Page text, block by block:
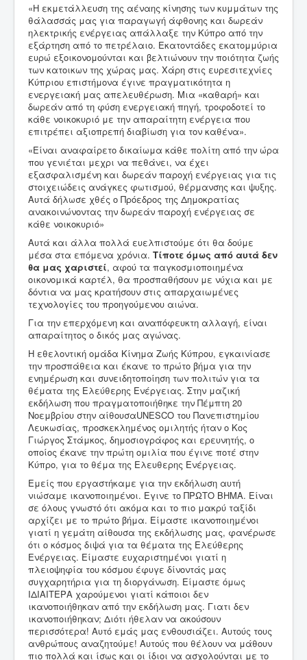
«Η εκμετάλλευση της αέναης κίνησης των κυμμάτων της
θάλασσάς μας για παραγωγή άφθονης και δωρεάν
ηλεκτρικής ενέργειας απάλλαξε την Κύπρο από την
εξάρτηση από το πετρέλαιο. Εκατοντάδες εκατομμύρια
ευρώ εξοικονομούνται και βελτιώνουν την ποιότητα ζωής
των κατοικων της χώρας μας. Χάρη στις ευρεσιτεχνίες
Κύπριου επιστήμονα έγινε πραγματικότητα η
ενεργειακή μας απελευθέρωση. Μια «καθαρή» και
δωρεάν από τη φύση ενεργειακή πηγή, τροφοδοτεί το
κάθε νοικοκυριό με την απαραίτητη ενέργεια που
επιτρέπει αξιοπρεπή διαβίωση για τον καθένα».
«Είναι αναφαίρετο δικαίωμα κάθε πολίτη από την ώρα
που γενιέται μεχρι να πεθάνει, να έχει
εξασφαλισμένη και δωρεάν παροχή ενέργειας για τις
στοιχειώδεις ανάγκες φωτισμού, θέρμανσης και ψυξης.
Αυτά δήλωσε χθές ο Πρόεδρος της Δημοκρατίας
ανακοινώνοντας την δωρεάν παροχή ενέργειας σε
κάθε νοικοκυριό»
Αυτά και άλλα πολλά ευελπιστούμε ότι θα δούμε
μέσα στα επόμενα χρόνια. Τίποτε όμως από αυτά δεν
θα μας χαριστεί, αφού τα παγκοσμιοποιημένα
οικονομικά καρτέλ, θα προσπαθήσουν με νύχια και με
δόντια να μας κρατήσουν στις απαρχαιωμένες
τεχνολογίες του προηγούμενου αιώνα.
Για την επερχόμενη και αναπόφευκτη αλλαγή, είναι
απαραίτητος ο δικός μας αγώνας.
Η εθελοντική ομάδα Κίνημα Ζωής Κύπρου, εγκαινίασε
την προσπάθεια και έκανε το πρώτο βήμα για την
ενημέρωση και συνειδητοποίηση των πολιτών για τα
θέματα της Ελεύθερης Ενέργειας. Στην μαζική
εκδήλωση που πραγματοποιήθηκε την Πέμπτη 20
Νοεμβρίου στην αίθουσαUNESCO του Πανεπιστημίου
Λευκωσίας, προσκεκλημένος ομιλητής ήταν ο Κος
Γιώργος Στάμκος, δημοσιογράφος και ερευνητής, ο
οποίος έκανε την πρώτη ομιλία που έγινε ποτέ στην
Κύπρο, για το θέμα της Ελευθερης Ενέργειας.
Εμείς που εργαστήκαμε για την εκδήλωση αυτή
νιώσαμε ικανοποιημένοι. Εγινε το ΠΡΩΤΟ ΒΗΜΑ. Είναι
σε όλους γνωστό ότι ακόμα και το πιο μακρύ ταξίδι
αρχίζει με το πρώτο βήμα. Είμαστε ικανοποιημένοι
γιατί η γεμάτη αίθουσα της εκδήλωσης μας, φανέρωσε
ότι ο κόσμος διψά για τα θέματα της Ελεύθερης
Ενέργειας. Είμαστε ευχαριστημένοι γιατί η
πλειοψηφία του κόσμου έφυγε δίνοντάς μας
συγχαρητήρια για τη διοργάνωση. Είμαστε όμως
ΙΔΙΑΙΤΕΡΑ χαρούμενοι γιατί κάποιοι δεν
ικανοποιήθηκαν από την εκδήλωση μας. Γιατι δεν
ικανοποιήθηκαν; Διότι ήθελαν να ακούσουν
περισσότερα! Αυτό εμάς μας ενθουσιάζει. Αυτούς τους
ανθρώπους αναζητούμε! Αυτούς που θέλουν να μάθουν
πιο πολλά και ίσως και οι ίδιοι να ασχολούνται με το